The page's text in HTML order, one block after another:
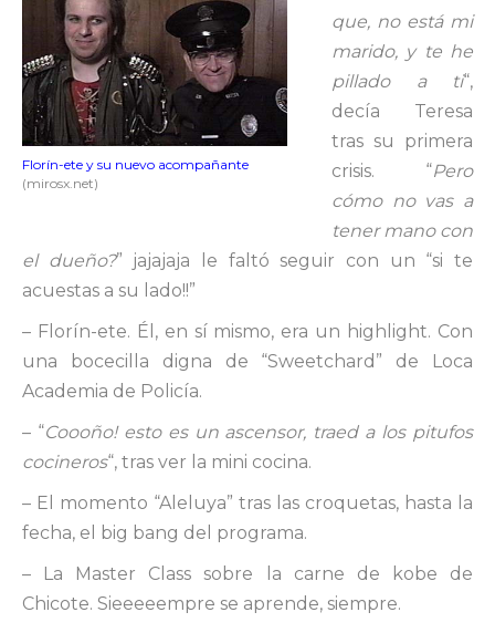
Florín-ete y su nuevo acompañante
(mirosx.net)
que, no está mi
marido, y te he
pillado a ti“,
decía Teresa
tras su primera
crisis. “Pero
cómo no vas a
tener mano con
el dueño?” jajajaja le faltó seguir con un “si te
acuestas a su lado!!”
– Florín-ete. Él, en sí mismo, era un highlight. Con
una bocecilla digna de “Sweetchard” de Loca
Academia de Policía.
– “Coooño! esto es un ascensor, traed a los pitufos
cocineros“, tras ver la mini cocina.
– El momento “Aleluya” tras las croquetas, hasta la
fecha, el big bang del programa.
– La Master Class sobre la carne de kobe de
Chicote. Sieeeeempre se aprende, siempre.